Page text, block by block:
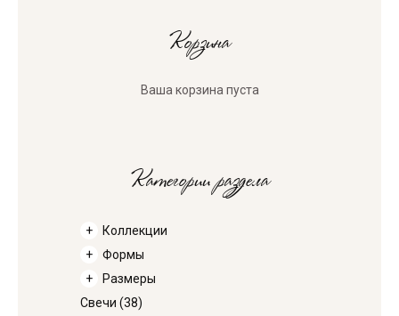
Корзина
Ваша корзина пуста
Категории раздела
Коллекции
Формы
Размеры
Свечи (38)